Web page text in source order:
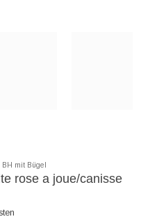
BH mit Bügel
rose a joue/canisse